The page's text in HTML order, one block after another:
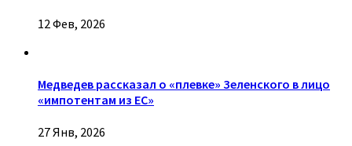
12 Фев, 2026
Медведев рассказал о «плевке» Зеленского в лицо
«импотентам из ЕС»
27 Янв, 2026